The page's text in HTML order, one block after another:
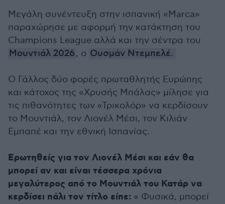
Μεγάλη συνέντευξη στην ισπανική «Marca»
παραχώρησε με αφορμή την κατάκτηση του
Champions League αλλά και την σέντρα του
Μουντιάλ 2026, ο Ουσμάν Ντεμπελέ.
Ο Γάλλος δύο φορές πρωταθλητής Ευρώπης
και κάτοχος της «Χρυσής Μπάλας» μίλησε για
τις πιθανότητες των «Τρικολόρ» να κερδίσουν
το Μουντιάλ, τον Λιονέλ Μέσι, τον Κιλιάν
Εμπαπέ και την εθνική Ισπανίας.
Ερωτηθείς για τον Λιονέλ Μέσι και εάν θα
μπορεί αν και είναι τέσσερα χρόνια
μεγαλύτερος από το Μουντιάλ του Κατάρ να
κερδίσει πάλι τον τίτλο είπε: « Φυσικά, μπορεί